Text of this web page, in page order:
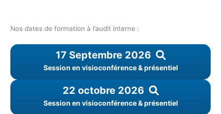
Nos dates de formation à l’audit interne :
17 Septembre 2026
Session en visioconférence & présentiel
22 octobre 2026
Session en visioconférence & présentiel